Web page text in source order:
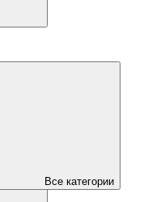
Все категории